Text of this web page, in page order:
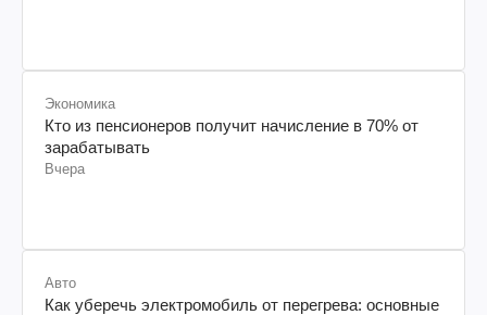
Экономика
Кто из пенсионеров получит начисление в 70% от
зарабатывать
Вчера
Авто
Как уберечь электромобиль от перегрева: основные